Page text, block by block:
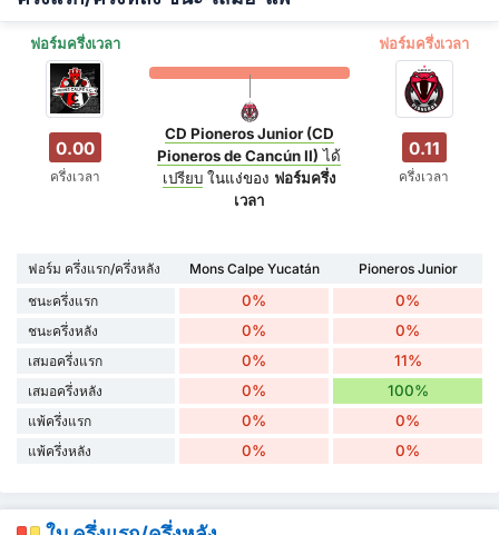
ฟอร์มครึ่งเวลา ฟอร์มครึ่งเวลา
0.00
ครึ่งเวลา
CD Pioneros Junior (CD
Pioneros de Cancún II) ได้
เปรียบในแง่ของ ฟอร์มครึ่ง
เวลา
0.11
ครึ่งเวลา
ฟอร์ม ครึ่งแรก/ครึ่งหลัง Mons Calpe Yucatán
Pioneros Junior
ชนะครึ่งแรก
0% 0%
ชนะครึ่งหลัง 0% 0%
เสมอครึ่งแรก 0% 11%
เสมอครึ่งหลัง 0% 100%
แพ้ครึ่งแรก 0% 0%
แพ้ครึ่งหลัง 0% 0%